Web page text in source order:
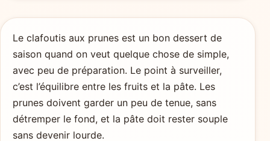
Le clafoutis aux prunes est un bon dessert de
saison quand on veut quelque chose de simple,
avec peu de préparation. Le point à surveiller,
c’est l’équilibre entre les fruits et la pâte. Les
prunes doivent garder un peu de tenue, sans
détremper le fond, et la pâte doit rester souple
sans devenir lourde.